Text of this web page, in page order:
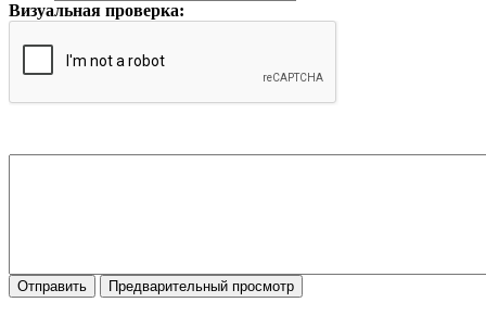
Визуальная проверка: